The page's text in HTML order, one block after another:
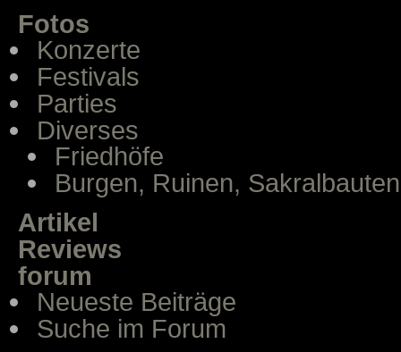
Fotos
Konzerte
Festivals
Parties
Diverses
Friedhöfe
Burgen, Ruinen, Sakralbauten
Artikel
Reviews
forum
Neueste Beiträge
Suche im Forum